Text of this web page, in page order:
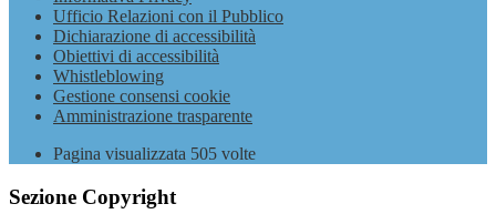
Ufficio Relazioni con il Pubblico
Dichiarazione di accessibilità
Obiettivi di accessibilità
Whistleblowing
Gestione consensi cookie
Amministrazione trasparente
Pagina visualizzata 505 volte
Sezione Copyright